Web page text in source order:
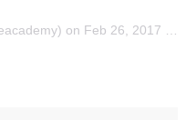
on Feb 26, 2017 at 10:28am PST